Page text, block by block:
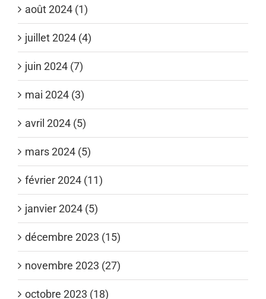
août 2024 (1)
juillet 2024 (4)
juin 2024 (7)
mai 2024 (3)
avril 2024 (5)
mars 2024 (5)
février 2024 (11)
janvier 2024 (5)
décembre 2023 (15)
novembre 2023 (27)
octobre 2023 (18)